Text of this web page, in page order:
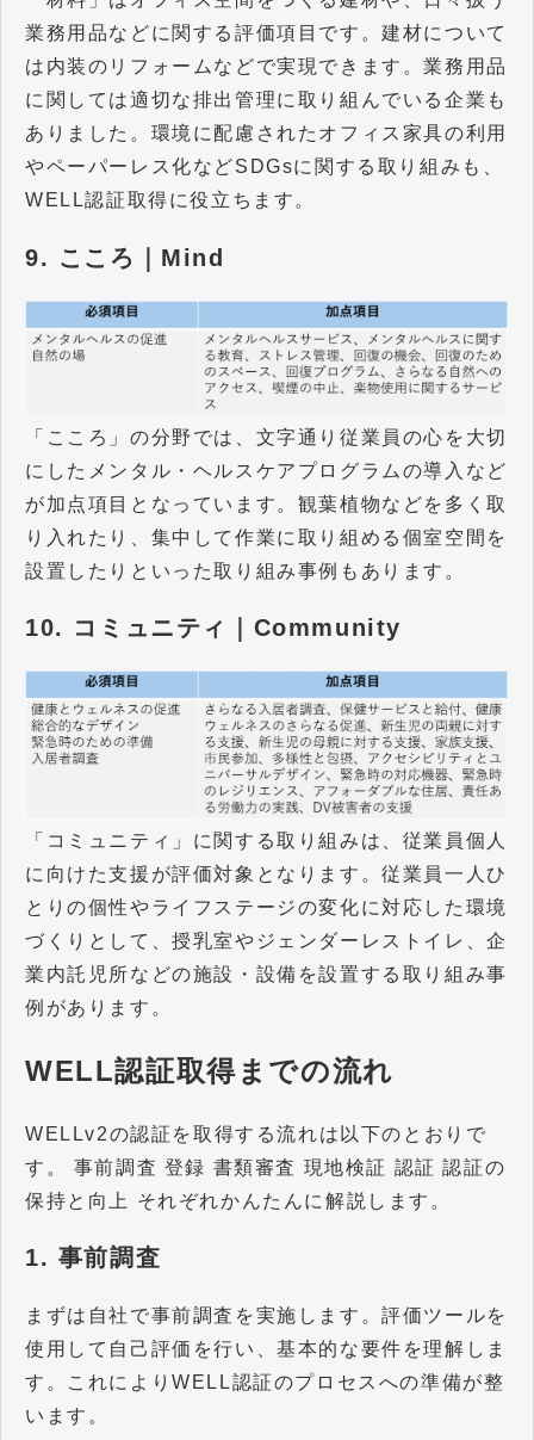
業務用品などに関する評価項目です。建材について
は内装のリフォームなどで実現できます。業務用品
に関しては適切な排出管理に取り組んでいる企業も
ありました。環境に配慮されたオフィス家具の利用
やペーパーレス化などSDGsに関する取り組みも、
WELL認証取得に役立ちます。
9. こころ｜Mind
「こころ」の分野では、文字通り従業員の心を大切
にしたメンタル・ヘルスケアプログラムの導入など
が加点項目となっています。観葉植物などを多く取
り入れたり、集中して作業に取り組める個室空間を
設置したりといった取り組み事例もあります。
10. コミュニティ｜Community
「コミュニティ」に関する取り組みは、従業員個人
に向けた支援が評価対象となります。従業員一人ひ
とりの個性やライフステージの変化に対応した環境
づくりとして、授乳室やジェンダーレストイレ、企
業内託児所などの施設・設備を設置する取り組み事
例があります。
WELL認証取得までの流れ
WELLv2の認証を取得する流れは以下のとおりで
す。 事前調査 登録 書類審査 現地検証 認証 認証の
保持と向上 それぞれかんたんに解説します。
1. 事前調査
まずは自社で事前調査を実施します。評価ツールを
使用して自己評価を行い、基本的な要件を理解しま
す。これによりWELL認証のプロセスへの準備が整
います。